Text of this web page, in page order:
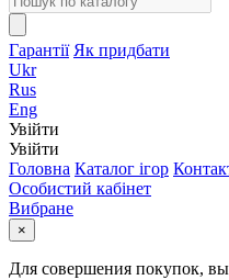
Гарантії Як придбати
Ukr
Rus
Eng
Увійти
Увійти
Головна Каталог ігор
Особистий кабінет
Вибране
×
Для совершения покупок,